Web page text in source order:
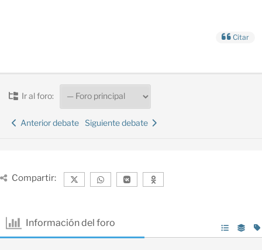
Citar
Ir al foro:
Anterior debate Siguiente debate
Compartir:
Información del foro